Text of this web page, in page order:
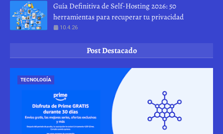
Guía Definitiva de Self-Hosting 2026: 50
herramientas para recuperar tu privacidad
10.4.26
Post Destacado
TECNOLOGÍA